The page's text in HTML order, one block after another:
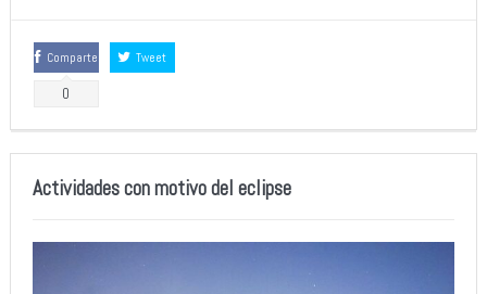
Comparte
0
Tweet
Actividades con motivo del eclipse